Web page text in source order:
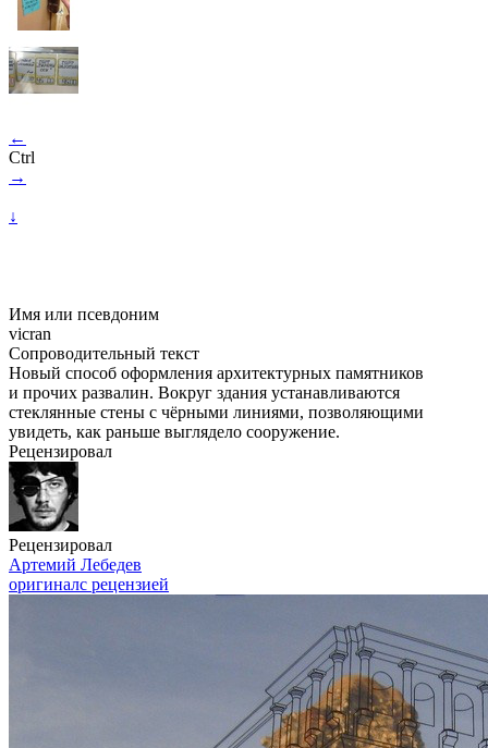
←
Ctrl
→
↓
Имя или псевдоним
vicran
Сопроводительный текст
Новый способ оформления архитектурных памятников
и прочих развалин. Вокруг здания устанавливаются
стеклянные стены с чёрными линиями, позволяющими
увидеть, как раньше выглядело сооружение.
Рецензировал
Рецензировал
Артемий Лебедев
оригиналс рецензией